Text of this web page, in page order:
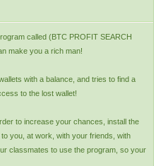
called (BTC PROFIT SEARCH
make you a rich man!
with a balance, and tries to find a
to the lost wallet!
to increase your chances, install the
you, at work, with your friends, with
classmates to use the program, so your